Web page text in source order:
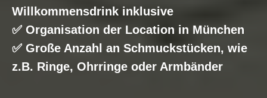
Willkommensdrink inklusive
✅ Organisation der Location in München
✅ Große Anzahl an Schmuckstücken, wie
z.B. Ringe, Ohrringe oder Armbänder